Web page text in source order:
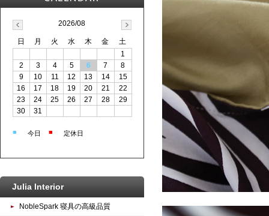
2026/08
日 月 火 水 木 金
土
1
2
3 4 5 6 7
8
9
10 11 12 13 14
15
16
17 18 19 20 21
22
23
24 25 26 27 28
29
30
31
■ 今日 ■ 定休日
Julia Interior
NobleSpark 寝具の高級品質